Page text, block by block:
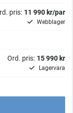
Webblager
pris: 11 990 kr/par
Lagervara
Ord. pris: 15 990 kr